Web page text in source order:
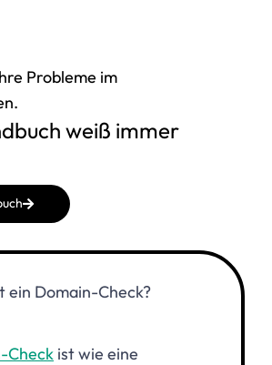
Probleme im
weiß immer
ein Domain-Check?
Check ist wie eine